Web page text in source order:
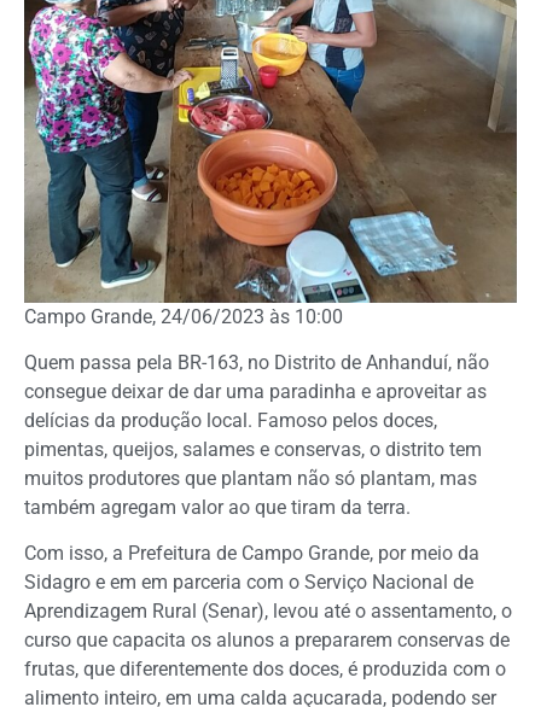
Campo Grande, 24/06/2023 às 10:00
Quem passa pela BR-163, no Distrito de Anhanduí, não
consegue deixar de dar uma paradinha e aproveitar as
delícias da produção local. Famoso pelos doces,
pimentas, queijos, salames e conservas, o distrito tem
muitos produtores que plantam não só plantam, mas
também agregam valor ao que tiram da terra.
Com isso, a Prefeitura de Campo Grande, por meio da
Sidagro e em em parceria com o Serviço Nacional de
Aprendizagem Rural (Senar), levou até o assentamento, o
curso que capacita os alunos a prepararem conservas de
frutas, que diferentemente dos doces, é produzida com o
alimento inteiro, em uma calda açucarada, podendo ser